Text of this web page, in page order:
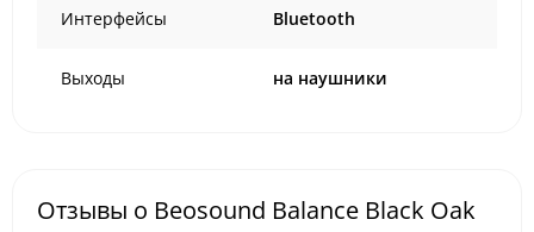
Интерфейсы Bluetooth
Выходы на наушники
Отзывы о Beosound Balance Black Oak